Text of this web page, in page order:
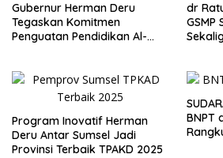
Gubernur Herman Deru
Tegaskan Komitmen
Penguatan Pendidikan Al-
dr
Program Inovatif Herman
Deru Antar Sumsel Jadi
Provinsi Terbaik TPAKD 2025
BNPT